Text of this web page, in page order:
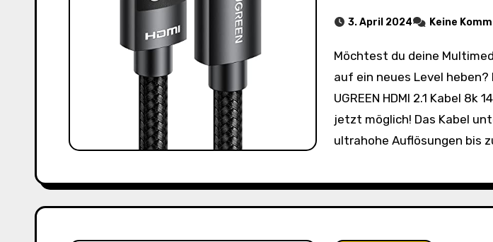
3. April 2024 Keine
Möchtest du deine Multimedia-Erlebnisse
auf ein neues Level heben?
UGREEN HDMI 2.1 Kabel 8k
jetzt möglich! Das Kabel
ultrahohe Auflösungen bis